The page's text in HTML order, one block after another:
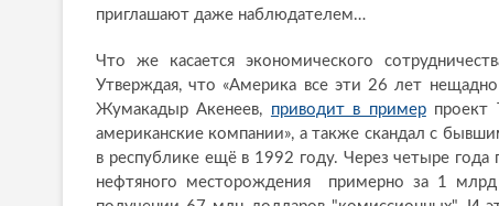
приглашают даже наблюдателем…
Что же касается экономического
Утверждая, что «Америка все эти 26 лет нещадно
Жумакадыр Акенеев, приводит в примерпроект
американские компании», а также скандал с
в республике ещё в 1992 году. Через четыре года
нефтяного месторождения примерно за 1